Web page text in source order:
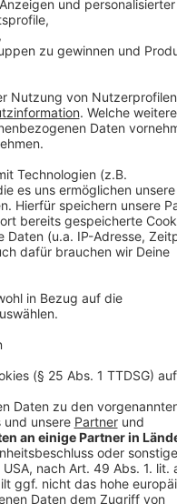
von den Toten Hosen
der Toten Hosen
in Armut und
Sie engagieren sich in
Als Reaktion auf das
die Toten Hosen
auf die Beine
zum Thema: